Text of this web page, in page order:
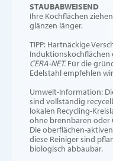
STAUBABWEISEND
Ihre Kochflächen
glänzen länger.
TIPP: Hartnäckige
Induktionskochflächen
CERA-NET. Für die
Edelstahl empfehlen wir
Umwelt-Information:
sind vollständig
lokalen Recycling-
ohne brennbaren oder
Die oberflächen-
diese Reiniger sind
biologisch abbaubar.